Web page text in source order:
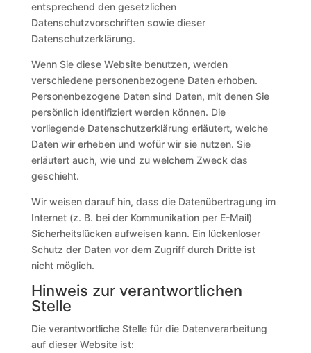
entsprechend den gesetzlichen
Datenschutzvorschriften sowie dieser
Datenschutzerklärung.
Wenn Sie diese Website benutzen, werden
verschiedene personenbezogene Daten erhoben.
Personenbezogene Daten sind Daten, mit denen Sie
persönlich identifiziert werden können. Die
vorliegende Datenschutzerklärung erläutert, welche
Daten wir erheben und wofür wir sie nutzen. Sie
erläutert auch, wie und zu welchem Zweck das
geschieht.
Wir weisen darauf hin, dass die Datenübertragung im
Internet (z. B. bei der Kommunikation per E-Mail)
Sicherheitslücken aufweisen kann. Ein lückenloser
Schutz der Daten vor dem Zugriff durch Dritte ist
nicht möglich.
Hinweis zur verantwortlichen
Stelle
Die verantwortliche Stelle für die Datenverarbeitung
auf dieser Website ist: